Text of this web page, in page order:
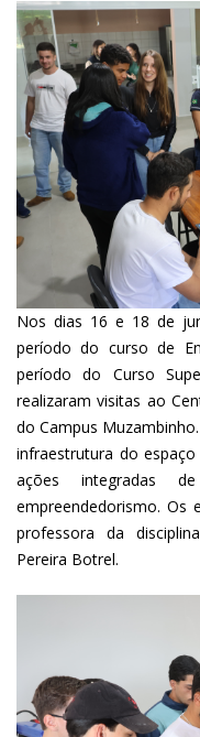
Nos dias 16 e 18 de
período do curso de
período do Curso
realizaram visitas ao
do Campus
infraestrutura do
ações integradas
empreendedorismo. Os
professora da
Pereira Botrel.